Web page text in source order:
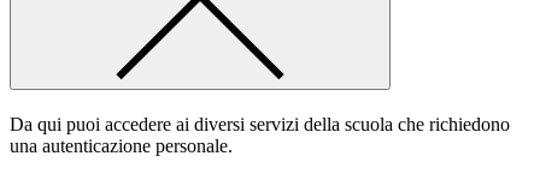
Da qui puoi accedere ai diversi servizi della scuola che richiedono
una autenticazione personale.